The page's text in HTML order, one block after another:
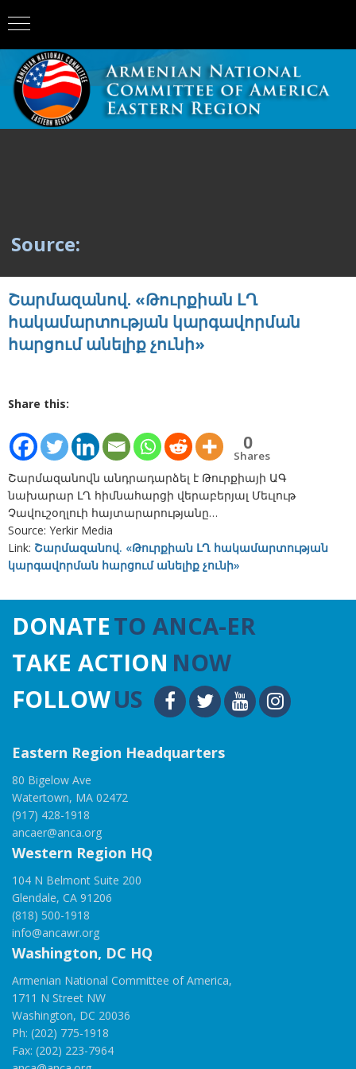
Source:
Շարմազանով. «Թուրքիան ԼՂ
հակամարտության կարգավորման
հարցում անելիք չունի»
Share this:
0
Shares
Շարմազանովն անդրադարձել է Թուրքիայի ԱԳ
նախարար ԼՂ հիմնահարցի վերաբերյալ Մեւլութ
Չավուշօղլուի հայտարարությանը…
Source: Yerkir Media
Link: Շարմազանով. «Թուրքիան ԼՂ հակամարտության
կարգավորման հարցում անելիք չունի»
DONATETO ANCA-ER
TAKE ACTION NOW
FOLLOWUS
Eastern Region Headquarters
80 Bigelow Ave
Watertown, MA 02472
(917) 428-1918
ancaer@anca.org
Western Region HQ
104 N Belmont Suite 200
Glendale, CA 91206
(818) 500-1918
info@ancawr.org
Washington, DC HQ
Armenian National Committee of America,
1711 N Street NW
Washington, DC 20036
Ph: (202) 775-1918
Fax: (202) 223-7964